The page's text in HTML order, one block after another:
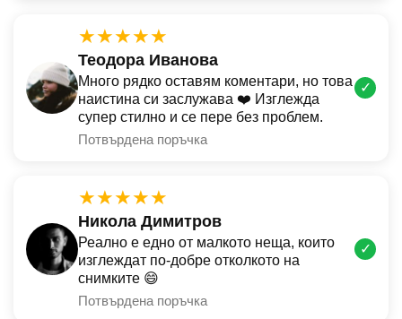
★★★★★
Теодора Иванова
Много рядко оставям коментари, но това
наистина си заслужава ❤️ Изглежда
супер стилно и се пере без проблем.
Потвърдена поръчка
✓
★★★★★
Никола Димитров
Реално е едно от малкото неща, които
изглеждат по-добре отколкото на
снимките 😄
Потвърдена поръчка
✓